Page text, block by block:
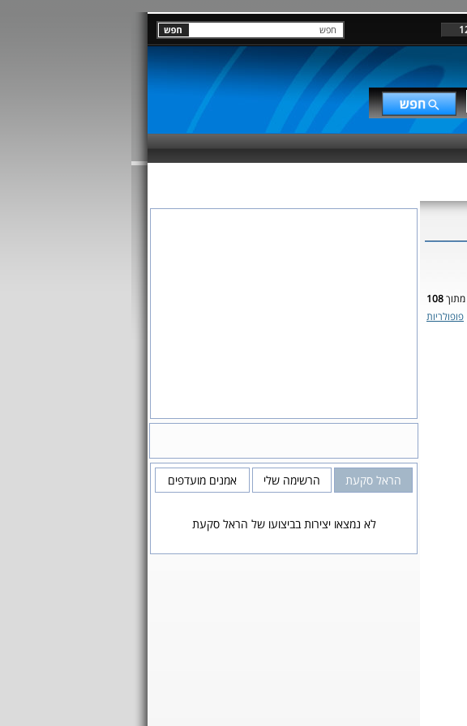
מתוך108
פופולריות
הראל סקעת הרשימה שלי אמנים מועדפים
לא נמצאו יצירות בביצועו של הראל סקעת